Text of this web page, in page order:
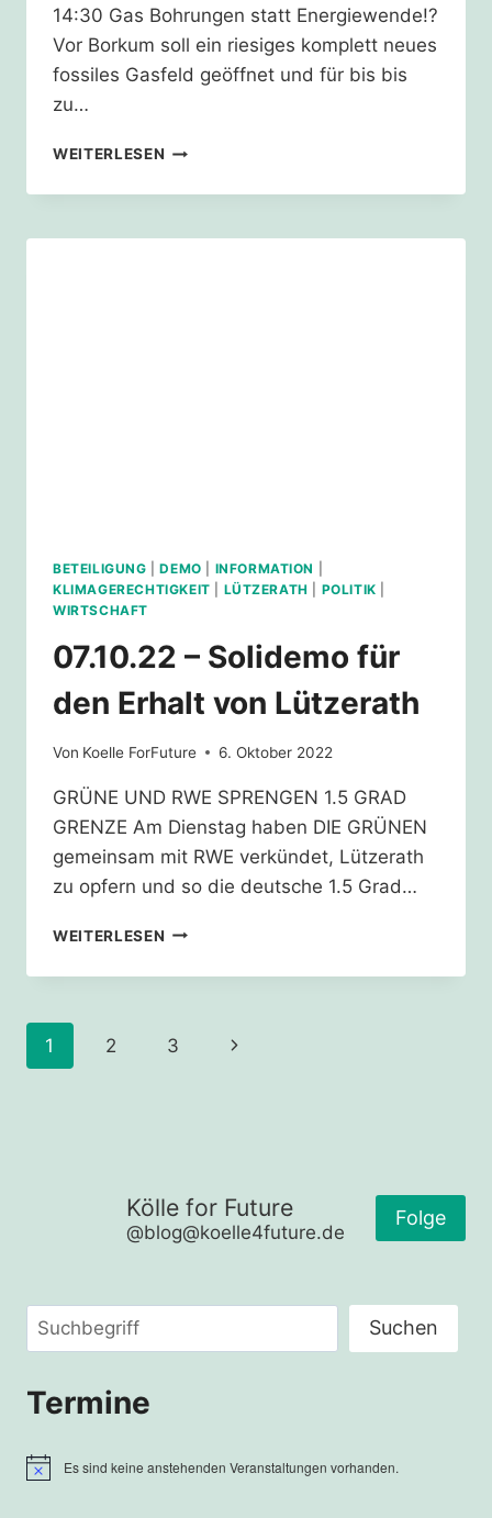
14:30 Gas Bohrungen statt Energiewende!?
Vor Borkum soll ein riesiges komplett neues
fossiles Gasfeld geöffnet und für bis bis
zu…
WEITERLESEN NEUES
AUF
KURZ
BETEILIGUNG |DEMO INFORMATION
KLIMAGERECHTIGKEIT
LÜTZERATH POLITIK
WIRTSCHAFT
07.10.22 – Solidemo für
den Erhalt von Lützerath
Von Koelle ForFuture 6. Oktober 2022
GRÜNE UND RWE SPRENGEN 1.5 GRAD
GRENZE Am Dienstag haben DIE GRÜNEN
gemeinsam mit RWE verkündet, Lützerath
zu opfern und so die deutsche 1.5 Grad…
WEITERLESEN 07.10.22
SOLIDEMO
ERHALT
Seitennavigation
1 2 3
Nächste
Kölle for Future
@blog@koelle4future.de
Folge
Suchen Suchen
Termine
HinweisEs sind keine anstehenden Veranstaltungen vorhanden.